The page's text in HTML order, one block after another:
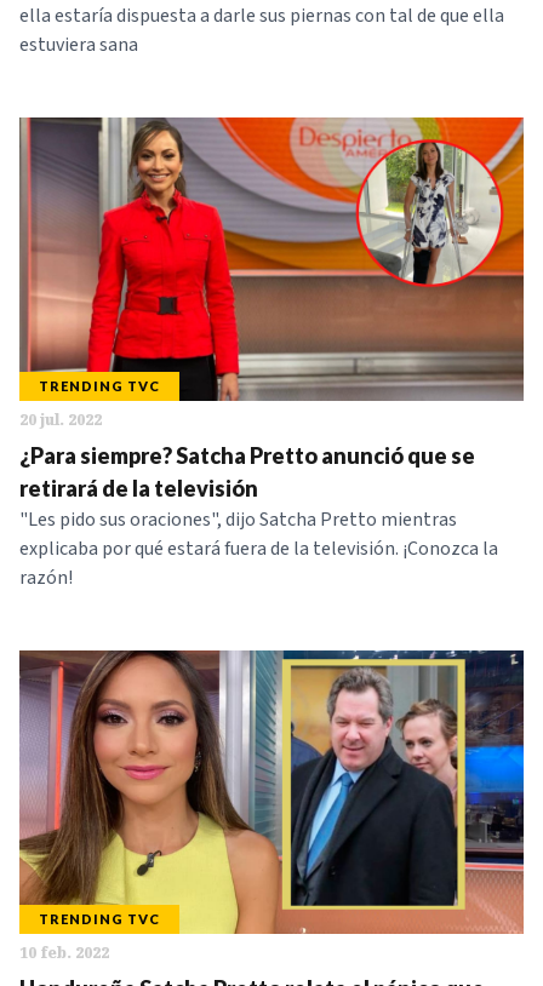
ella estaría dispuesta a darle sus piernas con tal de que ella
estuviera sana
TRENDING TVC
20 jul. 2022
¿Para siempre? Satcha Pretto anunció que se
retirará de la televisión
"Les pido sus oraciones", dijo Satcha Pretto mientras
explicaba por qué estará fuera de la televisión. ¡Conozca la
razón!
TRENDING TVC
10 feb. 2022